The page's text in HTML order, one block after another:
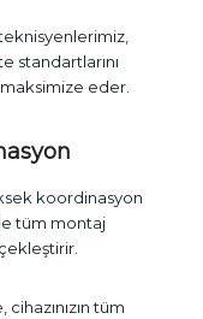
standartlarını
maksimize eder.
koordinasyon
tüm montaj
tüm